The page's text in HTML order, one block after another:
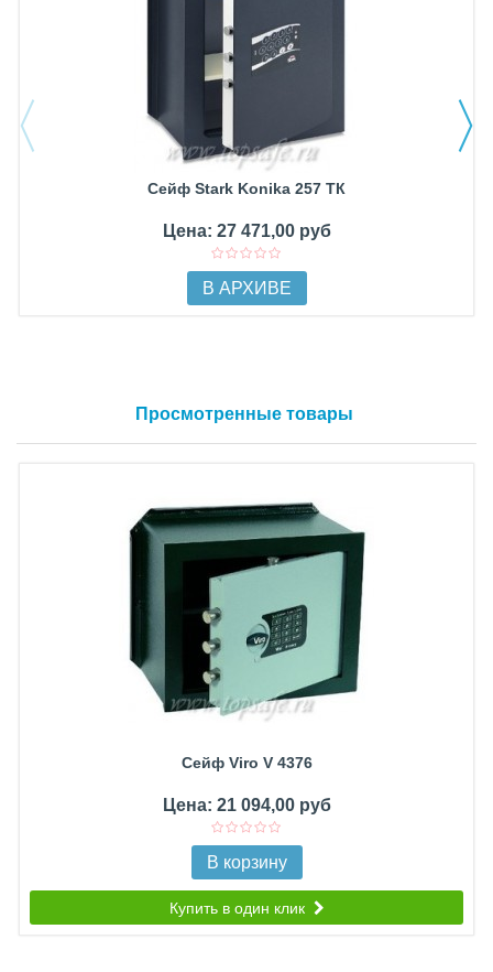
Сейф Stark Konika 257 ТК
Цена: 27 471,00 руб
В АРХИВЕ
Просмотренные товары
Сейф Viro V 4376
Цена: 21 094,00 руб
В корзину
Купить в один клик